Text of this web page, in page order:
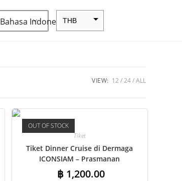
Bahasa IndonesiaTHB
JPY
EUR
INR
VIEW: 12 24 ALL
OUT OF STOCK
Tiket
Tiket Dinner Cruise di Dermaga
ICONSIAM – Prasmanan
Internasional
฿ 1,200.00